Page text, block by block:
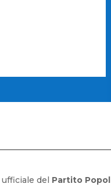
ufficiale del Partito